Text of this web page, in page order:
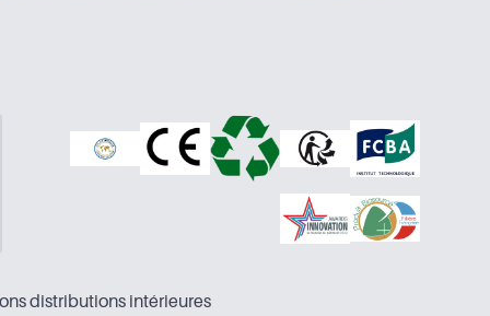
distributions intérieures